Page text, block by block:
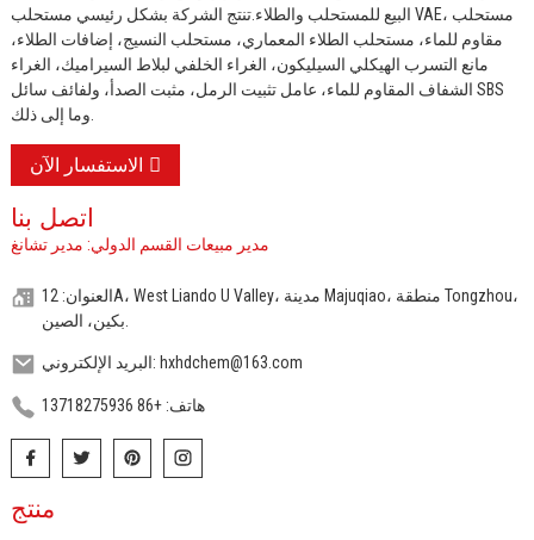
البيع للمستحلب والطلاء.تنتج الشركة بشكل رئيسي مستحلب VAE، مستحلب
مقاوم للماء، مستحلب الطلاء المعماري، مستحلب النسيج، إضافات الطلاء،
مانع التسرب الهيكلي السيليكون، الغراء الخلفي لبلاط السيراميك، الغراء
الشفاف المقاوم للماء، عامل تثبيت الرمل، مثبت الصدأ، ولفائف سائل SBS
الاستفسار الآن
اتصل بنا
مدير مبيعات القسم الدولي: مدير تشانغ
العنوان: 12A، West Liando U Valley، مدينة Majuqiao، منطقة Tongzhou،
البريد الإلكتروني: hxhdchem@163.com
هاتف: +86 13718275936
منتج